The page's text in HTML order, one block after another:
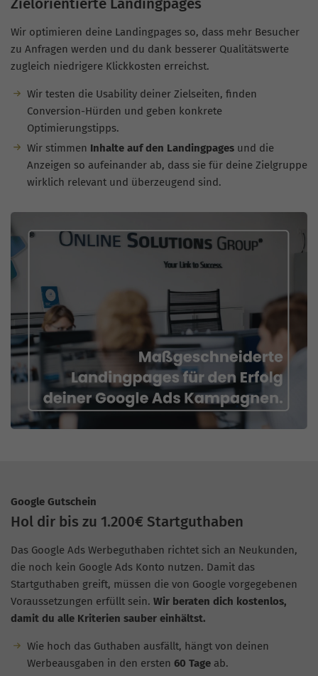
Zielorientierte Landingpages
Wir optimieren deine Landingpages so, dass mehr Besucher
zu Anfragen werden und du dank besserer Qualitätswerte
zugleich niedrigere Klickkosten erreichst.
Wir testen die Usability deiner Zielseiten, finden
Conversion-Hürden und geben konkrete
Optimierungstipps.
Wir stimmen Inhalte auf den Landingpagesund die
Anzeigen so aufeinander ab, dass sie für deine Zielgruppe
wirklich relevant und überzeugend sind.
Google Gutschein
Hol dir bis zu 1.200€ Startguthaben
Das Google Ads Werbeguthaben richtet sich an Neukunden,
die noch kein Google Ads Konto nutzen. Damit das
Startguthaben greift, müssen die von Google vorgegebenen
Voraussetzungen erfüllt sein. Wir beraten dich kostenlos,
damit du alle Kriterien sauber einhältst.
Wie hoch das Guthaben ausfällt, hängt von deinen
Werbeausgaben in den ersten 60 Tageab.